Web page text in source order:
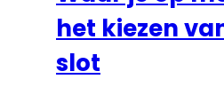
het kiezen
slot